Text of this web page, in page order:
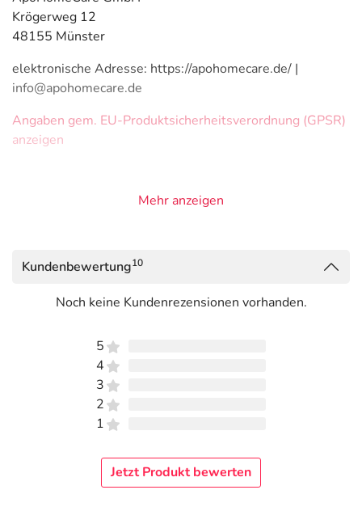
Krögerweg 12
48155 Münster
elektronische Adresse: https://apohomecare.de/ |
info@apohomecare.de
Angaben gem. EU-Produktsicherheitsverordnung (GPSR)
anzeigen
Mehr anzeigen
Kundenbewertung10
Noch keine Kundenrezensionen vorhanden.
5
4
3
2
1
Jetzt Produkt bewerten